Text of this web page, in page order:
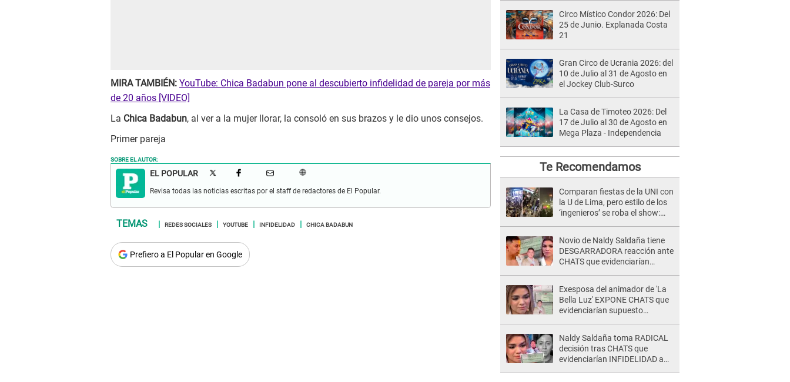
MIRA TAMBIÉN: YouTube: Chica Badabun pone al descubierto infidelidad de pareja por más
de 20 años [VIDEO]
La Chica Badabun, al ver a la mujer llorar, la consoló en sus brazos y le dio unos consejos.
Primer pareja
SOBRE EL AUTOR:
EL POPULAR
Revisa todas las noticias escritas por el staff de redactores de El Popular.
REDES SOCIALES YOUTUBE INFIDELIDAD CHICA BADABUN
Prefiero a El Popular en Google
Circo Místico Condor 2026: Del
25 de Junio. Explanada Costa
21
Gran Circo de Ucrania 2026: del
10 de Julio al 31 de Agosto en
el Jockey Club-Surco
La Casa de Timoteo 2026: Del
17 de Julio al 30 de Agosto en
Mega Plaza - Independencia
Te Recomendamos
Comparan fiestas de la UNI con
la U de Lima, pero estilo de los
‘ingenieros’ se roba el show:
Novio de Naldy Saldaña tiene
DESGARRADORA reacción ante
CHATS que evidenciarían
Exesposa del animador de 'La
Bella Luz' EXPONE CHATS que
evidenciarían supuesto
Naldy Saldaña toma RADICAL
decisión tras CHATS que
evidenciarían INFIDELIDAD a